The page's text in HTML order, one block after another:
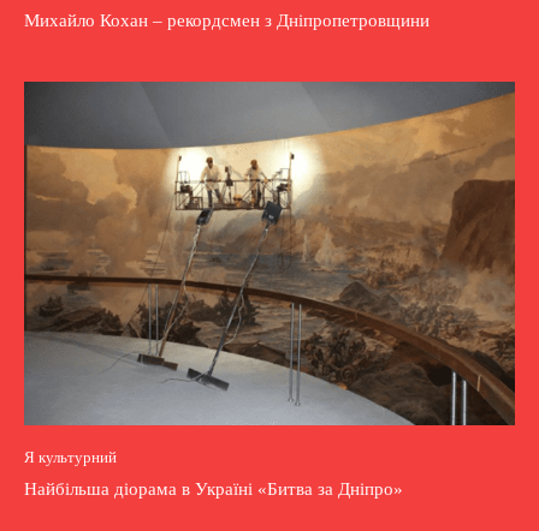
Михайло Кохан – рекордсмен з Дніпропетровщини
Я культурний
Найбільша діорама в Україні «Битва за Дніпро»